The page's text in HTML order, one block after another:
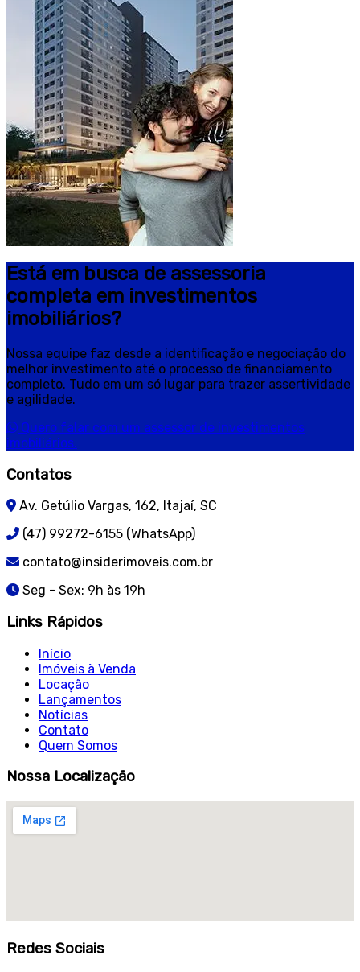
Está em busca de assessoria
completa em investimentos
imobiliários?
Nossa equipe faz desde a identificação e negociação do
melhor investimento até o processo de financiamento
completo. Tudo em um só lugar para trazer assertividade
e agilidade.
Quero falar com um assessor de investimentos
imobiliários.
Contatos
Av. Getúlio Vargas, 162, Itajaí, SC
(47) 99272-6155 (WhatsApp)
contato@insiderimoveis.com.br
Seg - Sex: 9h às 19h
Links Rápidos
Início
Imóveis à Venda
Locação
Lançamentos
Notícias
Contato
Quem Somos
Nossa Localização
Redes Sociais